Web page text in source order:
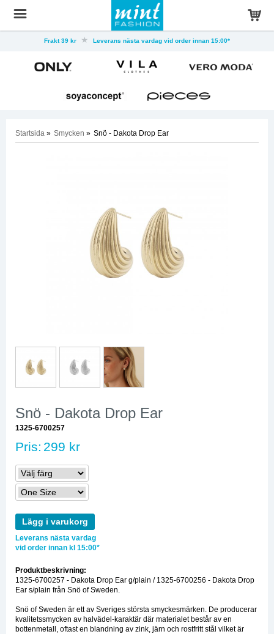
Frakt 39 kr Leverans nästa vardag vid order innan 15:00*
Startsida » Smycken » Snö - Dakota Drop Ear
Snö - Dakota Drop Ear
1325-6700257
Pris: 299 kr
Lägg i varukorg
Leverans nästa vardag
vid order innan kl 15:00*
Produktbeskrivning:
1325-6700257 - Dakota Drop Ear g/plain / 1325-6700256 - Dakota Drop
Ear s/plain från Snö of Sweden.
Snö of Sweden är ett av Sveriges största smyckesmärken. De producerar
kvalitetssmycken av halvädel-karaktär där materialet består av en
bottenmetall, oftast en blandning av zink, järn och rostfritt stål vilket är